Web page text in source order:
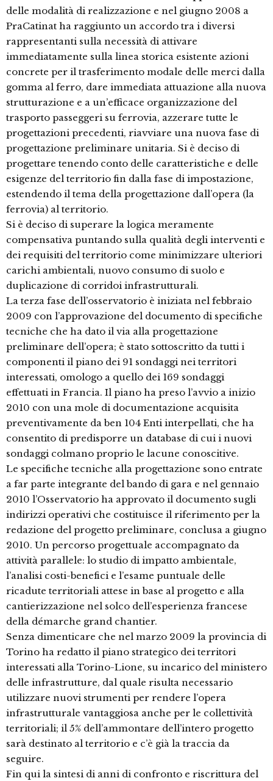
delle modalità di realizzazione e nel giugno 2008 a
PraCatinat ha raggiunto un accordo tra i diversi
rappresentanti sulla necessità di attivare
immediatamente sulla linea storica esistente azioni
concrete per il trasferimento modale delle merci dalla
gomma al ferro, dare immediata attuazione alla nuova
strutturazione e a un’efficace organizzazione del
trasporto passeggeri su ferrovia, azzerare tutte le
progettazioni precedenti, riavviare una nuova fase di
progettazione preliminare unitaria. Si è deciso di
progettare tenendo conto delle caratteristiche e delle
esigenze del territorio fin dalla fase di impostazione,
estendendo il tema della progettazione dall’opera (la
ferrovia) al territorio.
Si è deciso di superare la logica meramente
compensativa puntando sulla qualità degli interventi e
dei requisiti del territorio come minimizzare ulteriori
carichi ambientali, nuovo consumo di suolo e
duplicazione di corridoi infrastrutturali.
La terza fase dell’osservatorio è iniziata nel febbraio
2009 con l’approvazione del documento di specifiche
tecniche che ha dato il via alla progettazione
preliminare dell’opera; è stato sottoscritto da tutti i
componenti il piano dei 91 sondaggi nei territori
interessati, omologo a quello dei 169 sondaggi
effettuati in Francia. Il piano ha preso l’avvio a inizio
2010 con una mole di documentazione acquisita
preventivamente da ben 104 Enti interpellati, che ha
consentito di predisporre un database di cui i nuovi
sondaggi colmano proprio le lacune conoscitive.
Le specifiche tecniche alla progettazione sono entrate
a far parte integrante del bando di gara e nel gennaio
2010 l’Osservatorio ha approvato il documento sugli
indirizzi operativi che costituisce il riferimento per la
redazione del progetto preliminare, conclusa a giugno
2010. Un percorso progettuale accompagnato da
attività parallele: lo studio di impatto ambientale,
l’analisi costi-benefici e l’esame puntuale delle
ricadute territoriali attese in base al progetto e alla
cantierizzazione nel solco dell’esperienza francese
della démarche grand chantier.
Senza dimenticare che nel marzo 2009 la provincia di
Torino ha redatto il piano strategico dei territori
interessati alla Torino-Lione, su incarico del ministero
delle infrastrutture, dal quale risulta necessario
utilizzare nuovi strumenti per rendere l’opera
infrastrutturale vantaggiosa anche per le collettività
territoriali; il 5% dell’ammontare dell’intero progetto
sarà destinato al territorio e c’è già la traccia da
seguire.
Fin qui la sintesi di anni di confronto e riscrittura del